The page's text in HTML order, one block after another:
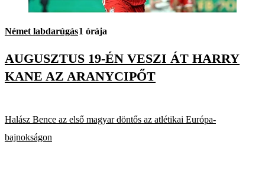
Német labdarúgás1 órája
AUGUSZTUS 19-ÉN VESZI ÁT HARRY
KANE AZ ARANYCIPŐT
Halász Bence az első magyar döntős az atlétikai Európa-
bajnokságon